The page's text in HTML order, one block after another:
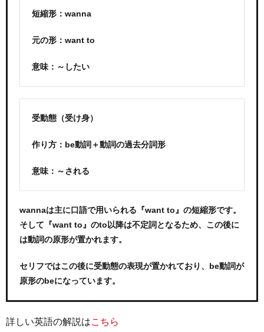
短縮形：wanna
元の形：want to
意味：～したい
受動態（受け身）
作り方：be動詞＋動詞の過去分詞形
意味：～される
wannaは主に口語で用いられる『want to』の短縮形です。
そして『want to』のto以降は不定詞となるため、この後に
は動詞の原形が置かれます。
セリフではこの後に受動態の表現が置かれており、be動詞が
原形のbeになっています。
詳しい英語の解説はこちら